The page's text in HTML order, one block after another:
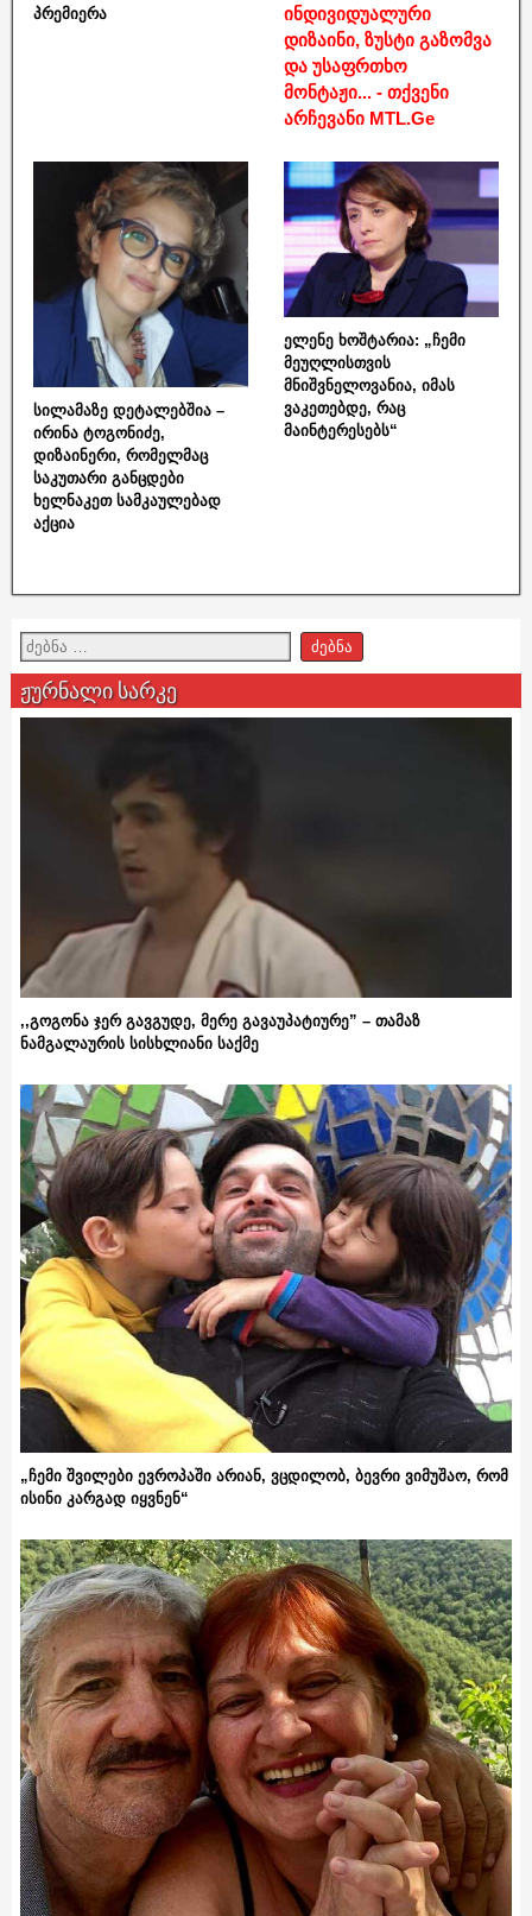
პრემიერა
ინდივიდუალური
დიზაინი, ზუსტი გაზომვა
და უსაფრთხო
მონტაჟი... - თქვენი
არჩევანი MTL.Ge
სილამაზე დეტალებშია –
ირინა ტოგონიძე,
დიზაინერი, რომელმაც
საკუთარი განცდები
ხელნაკეთ სამკაულებად
აქცია
ელენე ხოშტარია: „ჩემი
მეუღლისთვის
მნიშვნელოვანია, იმას
ვაკეთებდე, რაც
მაინტერესებს“
ჟურნალი სარკე
,,გოგონა ჯერ გავგუდე, მერე გავაუპატიურე” – თამაზ
ნამგალაურის სისხლიანი საქმე
„ჩემი შვილები ევროპაში არიან, ვცდილობ, ბევრი ვიმუშაო, რომ
ისინი კარგად იყვნენ“